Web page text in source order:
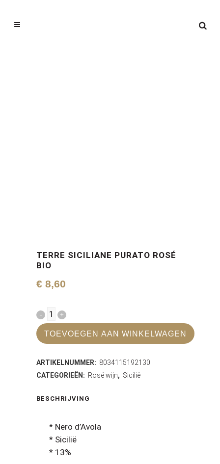
TERRE SICILIANE PURATO ROSÉ
BIO
€ 8,60
Terre
Siciliane
Rosé
TOEVOEGEN AAN WINKELWAGEN
ARTIKELNUMMER: 8034115192130
CATEGORIEËN: Rosé wijn, Sicilië
BESCHRIJVING
* Nero d’Avola
* Sicilië
* 13%